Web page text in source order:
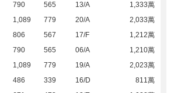
790 565 13/A
1,333萬
1,089 779 20/A
2,033萬
806 567 17/F
1,212萬
790 565 06/A
1,210萬
1,089 779 19/A
2,023萬
486 339 16/D
811萬